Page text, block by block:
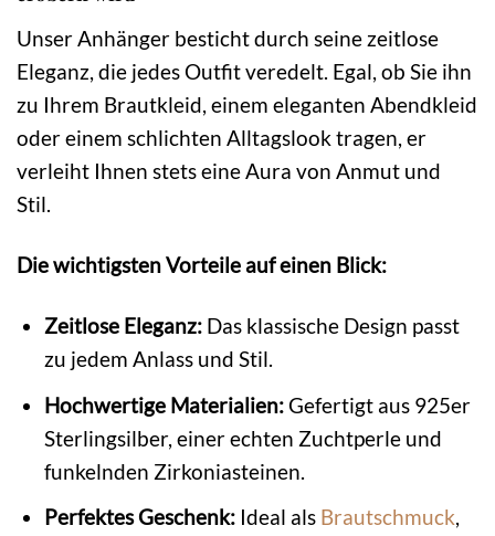
Unser Anhänger besticht durch seine zeitlose
Eleganz, die jedes Outfit veredelt. Egal, ob Sie ihn
zu Ihrem Brautkleid, einem eleganten Abendkleid
oder einem schlichten Alltagslook tragen, er
verleiht Ihnen stets eine Aura von Anmut und
Stil.
Die wichtigsten Vorteile auf einen Blick:
Zeitlose Eleganz:Das klassische Design passt
zu jedem Anlass und Stil.
Hochwertige Materialien:Gefertigt aus 925er
Sterlingsilber, einer echten Zuchtperle und
funkelnden Zirkoniasteinen.
Perfektes Geschenk:Ideal als Brautschmuck,